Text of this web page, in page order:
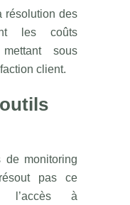
résolution des
les coûts
sous
client.
de monitoring
pas ce
l’accès à